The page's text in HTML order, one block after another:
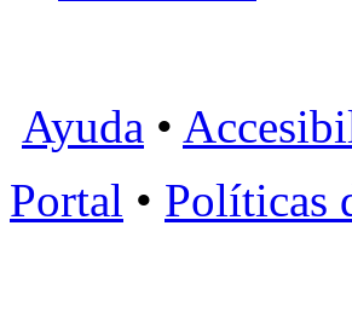
Ayuda •
Portal • Políticas